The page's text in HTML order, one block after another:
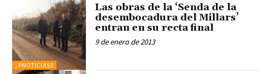
_PNOTICIAS3
Las obras de la ‘Senda de la
desembocadura del Millars’
entran en su recta final
9 de enero de 2013